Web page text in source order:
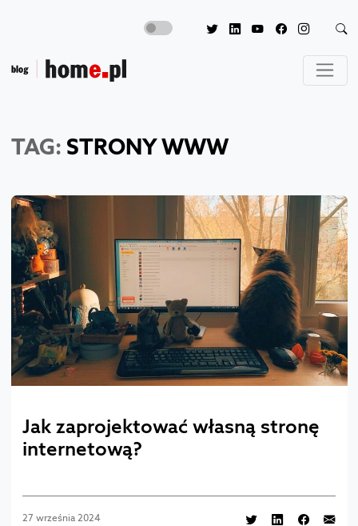
TAG: STRONY WWW
Jak zaprojektować własną stronę
internetową?
27 września 2024